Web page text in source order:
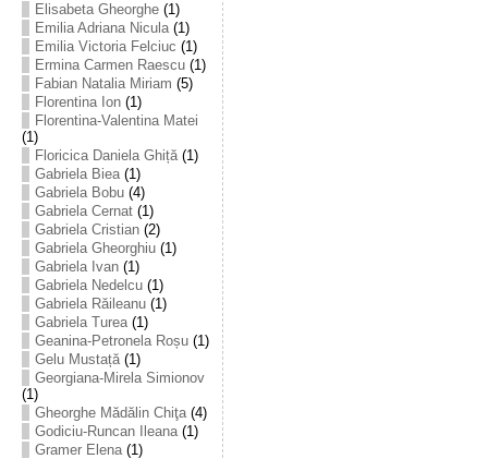
Elisabeta Gheorghe(1)
Emilia Adriana Nicula(1)
Emilia Victoria Felciuc (1)
Ermina Carmen Raescu(1)
Fabian Natalia Miriam (5)
Florentina Ion(1)
Florentina-Valentina Matei
(1)
Floricica Daniela Ghiță(1)
Gabriela Biea(1)
Gabriela Bobu(4)
Gabriela Cernat(1)
Gabriela Cristian(2)
Gabriela Gheorghiu(1)
Gabriela Ivan(1)
Gabriela Nedelcu(1)
Gabriela Răileanu(1)
Gabriela Turea(1)
Geanina-Petronela Roșu(1)
Gelu Mustață(1)
Georgiana-Mirela Simionov
(1)
Gheorghe Mădălin Chiţa(4)
Godiciu-Runcan Ileana(1)
Gramer Elena(1)